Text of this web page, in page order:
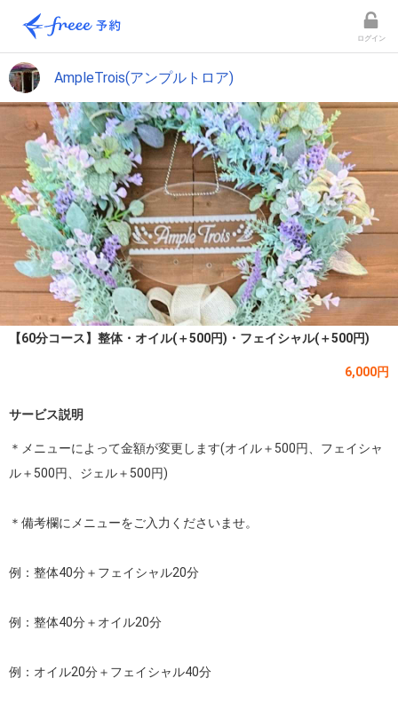
ログイン
AmpleTrois(アンプルトロア)
【60分コース】整体・オイル(＋500円)・フェイシャル(＋500円)
6,000円
サービス説明
＊メニューによって金額が変更します(オイル＋500円、フェイシャ
ル＋500円、ジェル＋500円)
＊備考欄にメニューをご入力くださいませ。
例：整体40分＋フェイシャル20分
例：整体40分＋オイル20分
例：オイル20分＋フェイシャル40分